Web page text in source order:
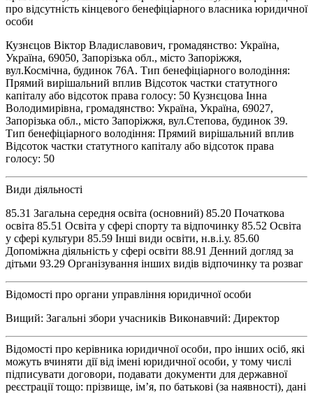
про відсутність кінцевого бенефіціарного власника юридичної
особи
Кузнєцов Віктор Владиславович, громадянство: Україна,
Україна, 69050, Запорізька обл., місто Запоріжжя,
вул.Космічна, будинок 76А. Тип бенефіціарного володіння:
Прямий вирішальний вплив Відсоток частки статутного
капіталу або відсоток права голосу: 50 Кузнєцова Інна
Володимирівна, громадянство: Україна, Україна, 69027,
Запорізька обл., місто Запоріжжя, вул.Степова, будинок 39.
Тип бенефіціарного володіння: Прямий вирішальний вплив
Відсоток частки статутного капіталу або відсоток права
голосу: 50
Види діяльності
85.31 Загальна середня освіта (основний) 85.20 Початкова
освіта 85.51 Освіта у сфері спорту та відпочинку 85.52 Освіта
у сфері культури 85.59 Інші види освіти, н.в.і.у. 85.60
Допоміжна діяльність у сфері освіти 88.91 Денний догляд за
дітьми 93.29 Організування інших видів відпочинку та розваг
Відомості про органи управління юридичної особи
Вищий: Загальні збори учасників Виконавчий: Директор
Відомості про керівника юридичної особи, про інших осіб, які
можуть вчиняти дії від імені юридичної особи, у тому числі
підписувати договори, подавати документи для державної
реєстрації тощо: прізвище, ім’я, по батькові (за наявності), дані